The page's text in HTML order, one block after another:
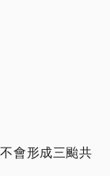
會形成三颱共